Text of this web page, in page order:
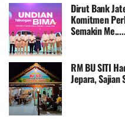
Dirut Bank
Komitmen
Semakin
RM BU SITI
Jepara, Sajian